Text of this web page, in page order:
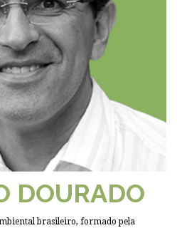
DOURADO
brasileiro, formado pela